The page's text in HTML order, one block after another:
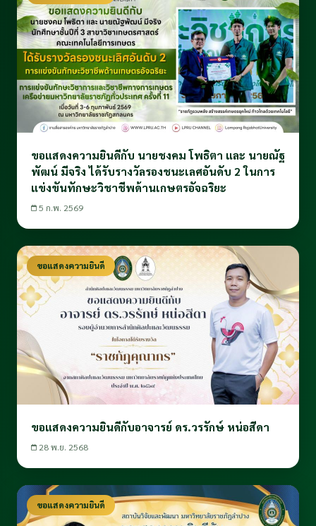
ขอแสดงความยินดีกับ นายชงคม โพธิตา และ นายณัฐ
พัฒน์ มีจริง ได้รับรางวัลรองชนะเลศอันดับ 2 ในการ
แข่งขันทักษะวิชาชีพด้านเกษตรอัจฉริยะ
5 ก.พ. 2569
ขอแสดงความยินดี
ขอแสดงความยินดีกับอาจารย์ ดร.วรรักษ์ หน่อสีดา
28 พ.ย. 2568
ขอแสดงความยินดี